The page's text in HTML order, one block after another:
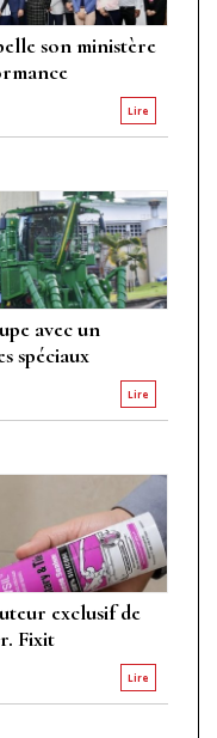
son ministère
Lire
avec un
spéciaux
Lire
exclusif de
Fixit
Lire